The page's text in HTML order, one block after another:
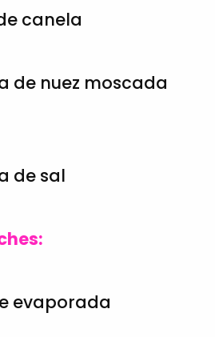
canela
de nuez moscada
de sal
evaporada